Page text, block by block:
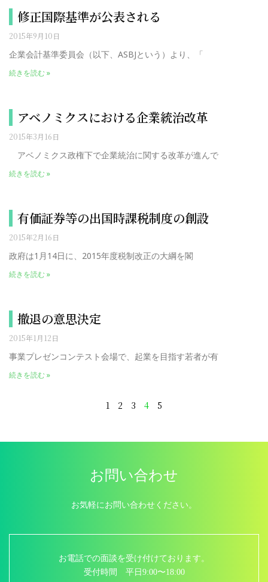
修正国際基準が公表される
2015年9月10日
企業会計基準委員会（以下、ASBJという）より、「
続きを読む »
アベノミクスにおける企業統治改革
2015年3月16日
アベノミクス政権下で企業統治に関する改革が進んで
続きを読む »
有価証券等の出国時課税制度の創設
2015年2月16日
政府は1月14日に、2015年度税制改正の大綱を閣
続きを読む »
撤退の意思決定
2015年1月12日
事業プレゼンコンテスト会場で、起業を目指す若者が有
続きを読む »
1 2 3 4 5
お問い合わせ
お気軽にお問い合わせください。
お電話での面談を受け付けております。
受付時間 平日9:00〜18:00